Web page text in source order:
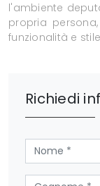
l'ambiente
propria
funzionalità e
Richiedi